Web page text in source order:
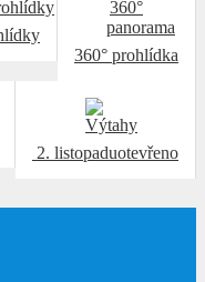
360° prohlídka
2. listopaduotevřeno